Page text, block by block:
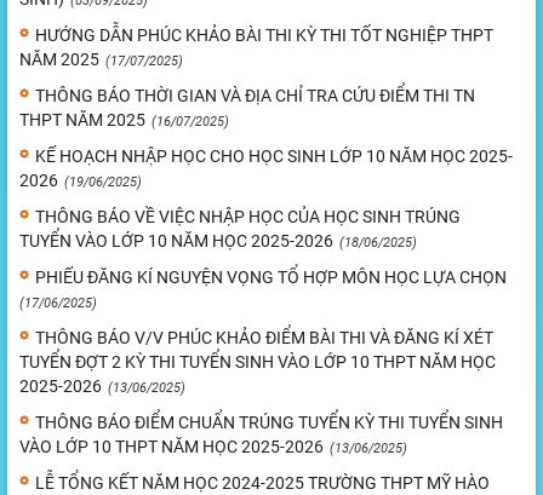
HƯỚNG DẪN PHÚC KHẢO BÀI THI KỲ THI TỐT NGHIỆP THPT
NĂM 2025 (17/07/2025)
THÔNG BÁO THỜI GIAN VÀ ĐỊA CHỈ TRA CỨU ĐIỂM THI TN
THPT NĂM 2025 (16/07/2025)
KẾ HOẠCH NHẬP HỌC CHO HỌC SINH LỚP 10 NĂM HỌC 2025-
2026 (19/06/2025)
THÔNG BÁO VỀ VIỆC NHẬP HỌC CỦA HỌC SINH TRÚNG
TUYỂN VÀO LỚP 10 NĂM HỌC 2025-2026 (18/06/2025)
PHIẾU ĐĂNG KÍ NGUYỆN VỌNG TỔ HỢP MÔN HỌC LỰA CHỌN
(17/06/2025)
THÔNG BÁO V/V PHÚC KHẢO ĐIỂM BÀI THI VÀ ĐĂNG KÍ XÉT
TUYỂN ĐỢT 2 KỲ THI TUYỂN SINH VÀO LỚP 10 THPT NĂM HỌC
2025-2026 (13/06/2025)
THÔNG BÁO ĐIỂM CHUẨN TRÚNG TUYỂN KỲ THI TUYỂN SINH
VÀO LỚP 10 THPT NĂM HỌC 2025-2026 (13/06/2025)
LỄ TỔNG KẾT NĂM HỌC 2024-2025 TRƯỜNG THPT MỸ HÀO